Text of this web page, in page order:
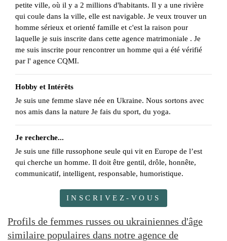
petite ville, où il y a 2 millions d'habitants. Il y a une rivière
qui coule dans la ville, elle est navigable. Je veux trouver un
homme sérieux et orienté famille et c'est la raison pour
laquelle je suis inscrite dans cette agence matrimoniale . Je
me suis inscrite pour rencontrer un homme qui a été vérifié
par l' agence CQMI.
Hobby et Intérêts
Je suis une femme slave née en Ukraine. Nous sortons avec
nos amis dans la nature Je fais du sport, du yoga.
Je recherche...
Je suis une fille russophone seule qui vit en Europe de l’est
qui cherche un homme. Il doit être gentil, drôle, honnête,
communicatif, intelligent, responsable, humoristique.
INSCRIVEZ-VOUS
Profils de femmes russes ou ukrainiennes d'âge
similaire populaires dans notre agence de